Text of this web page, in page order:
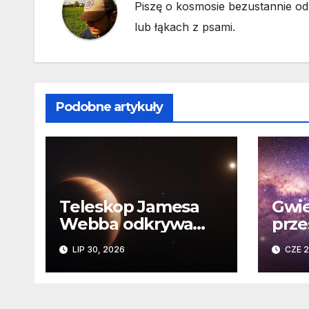
Piszę o kosmosie bezustannie
lub łąkach z psami.
Podobne artykuły
Teleskop Jamesa
Webba odkrywa
„drugie życie”
planety krążącej
wokół martwej
LIP 30, 2026
na
CZE